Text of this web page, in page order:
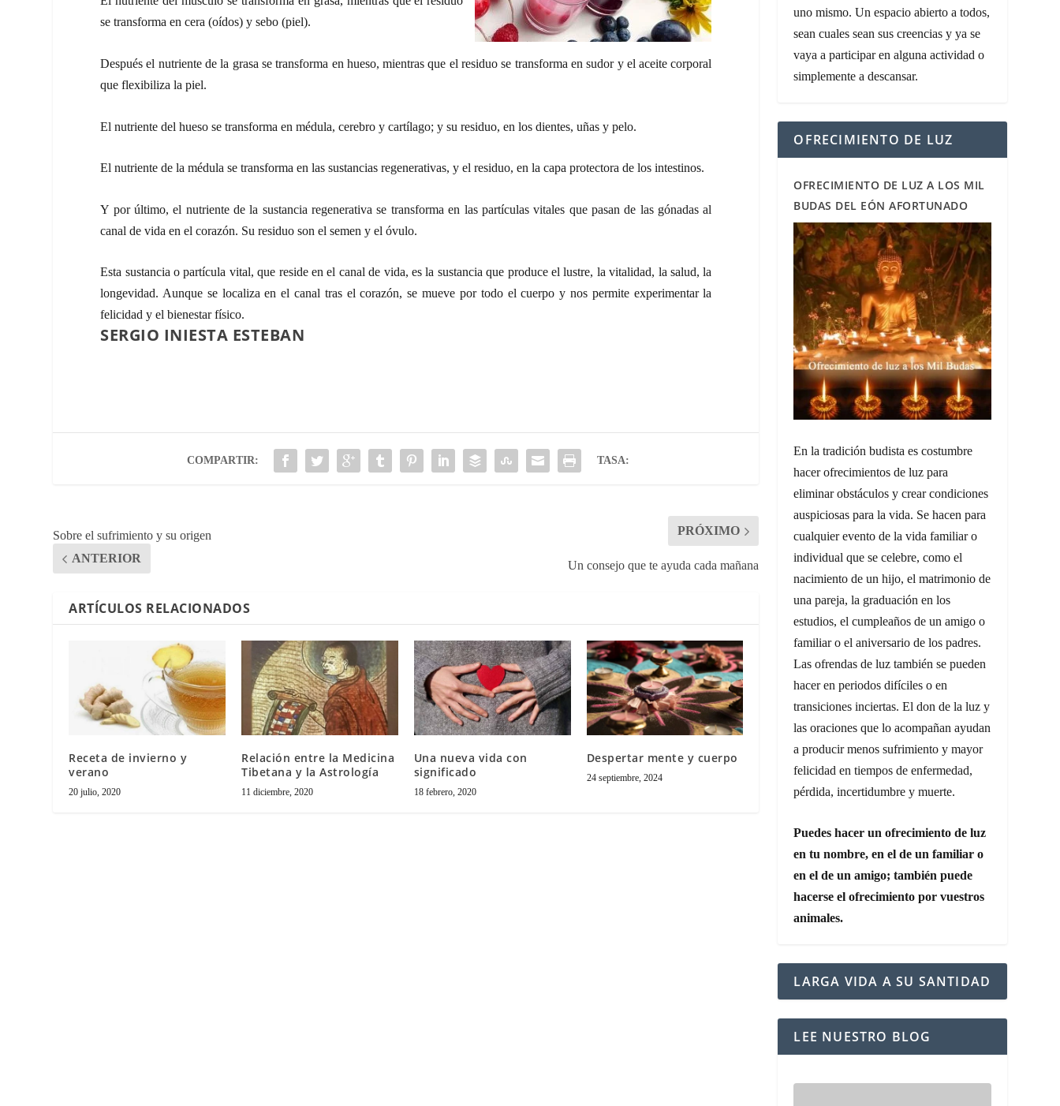
se transforma en cera (oídos) y sebo (piel).
Después el nutriente de la grasa se transforma en hueso, mientras que el residuo se transforma en sudor y el aceite corporal
que flexibiliza la piel.
El nutriente del hueso se transforma en médula, cerebro y cartílago; y su residuo, en los dientes, uñas y pelo.
El nutriente de la médula se transforma en las sustancias regenerativas, y el residuo, en la capa protectora de los intestinos.
Y por último, el nutriente de la sustancia regenerativa se transforma en las partículas vitales que pasan de las gónadas al
canal de vida en el corazón. Su residuo son el semen y el óvulo.
Esta sustancia o partícula vital, que reside en el canal de vida, es la sustancia que produce el lustre, la vitalidad, la salud, la
longevidad. Aunque se localiza en el canal tras el corazón, se mueve por todo el cuerpo y nos permite experimentar la
felicidad y el bienestar físico.
SERGIO INIESTA ESTEBAN
COMPARTIR: TASA:
Sobre el sufrimiento y su origen
ANTERIOR
PRÓXIMO
Un consejo que te ayuda cada mañana
ARTÍCULOS RELACIONADOS
Receta de invierno y
verano
20 julio, 2020
Relación entre la Medicina
Tibetana y la Astrología
11 diciembre, 2020
Una nueva vida con
significado
18 febrero, 2020
Despertar mente y cuerpo
24 septiembre, 2024
uno mismo. Un espacio abierto a todos,
sean cuales sean sus creencias y ya se
vaya a participar en alguna actividad o
simplemente a descansar.
OFRECIMIENTO DE LUZ
OFRECIMIENTO DE LUZ A LOS MIL
BUDAS DEL EÓN AFORTUNADO
En la tradición budista es costumbre
hacer ofrecimientos de luz para
eliminar obstáculos y crear condiciones
auspiciosas para la vida. Se hacen para
cualquier evento de la vida familiar o
individual que se celebre, como el
nacimiento de un hijo, el matrimonio de
una pareja, la graduación en los
estudios, el cumpleaños de un amigo o
familiar o el aniversario de los padres.
Las ofrendas de luz también se pueden
hacer en periodos difíciles o en
transiciones inciertas. El don de la luz y
las oraciones que lo acompañan ayudan
a producir menos sufrimiento y mayor
felicidad en tiempos de enfermedad,
pérdida, incertidumbre y muerte.
Puedes hacer un ofrecimiento de luz
en tu nombre, en el de un familiar o
en el de un amigo; también puede
hacerse el ofrecimiento por vuestros
animales.
LARGA VIDA A SU SANTIDAD
LEE NUESTRO BLOG